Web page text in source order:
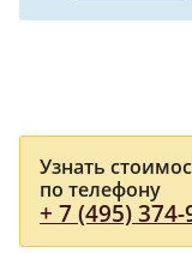
Узнать
по телефону
+ 7 (495) 374-